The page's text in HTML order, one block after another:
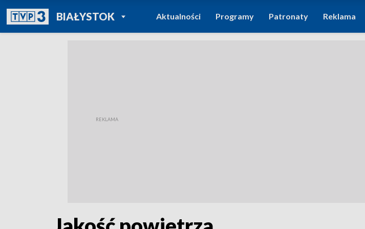
BIAŁYSTOKPOWRÓT DO
TVP REGIONY
Aktualności Programy Patronaty Reklama